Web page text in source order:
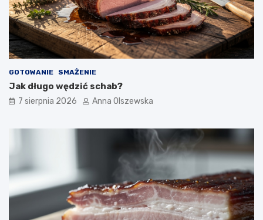
GOTOWANIE SMAŻENIE
Jak długo wędzić schab?
7 sierpnia 2026 Anna Olszewska